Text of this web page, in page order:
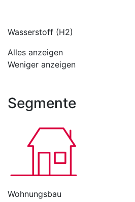
Wasserstoff (H2)
Alles anzeigen
Weniger anzeigen
Segmente
Wohnungsbau